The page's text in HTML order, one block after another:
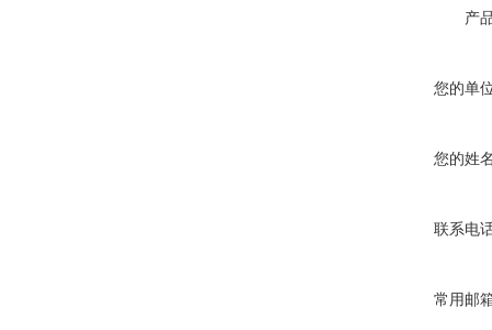
产
您的单
您的姓
联系电
常用邮